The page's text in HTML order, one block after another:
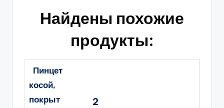
Найдены похожие
продукты:
Пинцет
косой,
покрыт
2